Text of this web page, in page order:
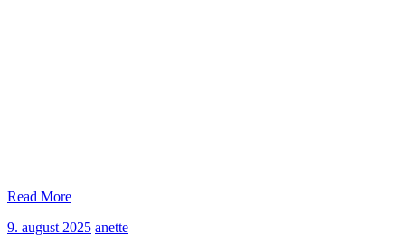
Read More
9. august 20259.anetteanette